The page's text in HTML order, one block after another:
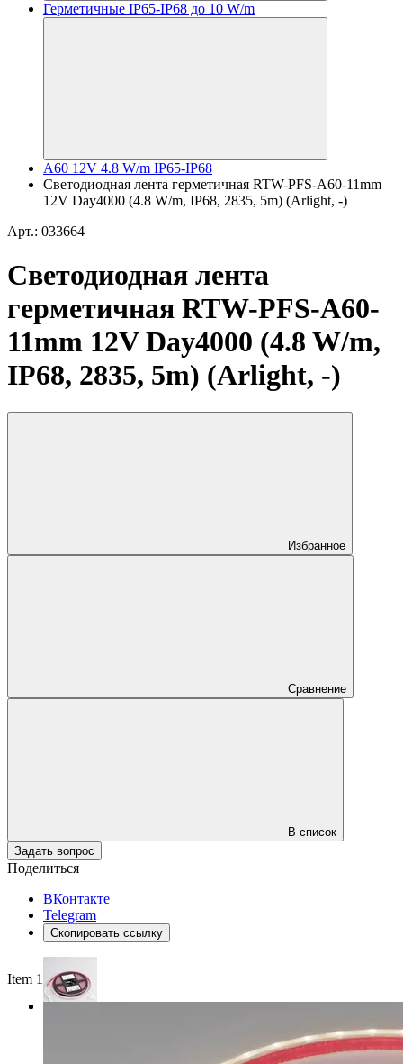
Герметичные IP65-IP68 до 10 W/m
A60 12V 4.8 W/m IP65-IP68
Светодиодная лента герметичная RTW-PFS-A60-11mm
12V Day4000 (4.8 W/m, IP68, 2835, 5m) (Arlight, -)
Арт.: 033664
Светодиодная лента
герметичная RTW-PFS-A60-
11mm 12V Day4000 (4.8 W/m,
IP68, 2835, 5m) (Arlight, -)
Избранное
Сравнение
В список
Задать вопрос
Поделиться
ВКонтакте
Telegram
Скопировать ссылку
Item 1 of 3